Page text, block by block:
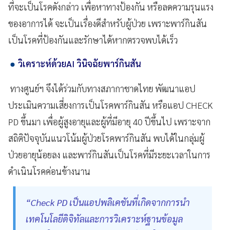
ที่จะเป็นโรคดังกล่าว เพื่อหาทางป้องกัน หรือลดความรุนแรง
ของอาการได้ จะเป็นเรื่องดีสำหรับผู้ป่วย เพราะพาร์กินสัน
เป็นโรคที่ป้องกันและรักษาได้หากตรวจพบได้เร็ว
วิเคราะห์ด้วยAI วินิจฉัยพาร์กินสัน
ทางศูนย์ฯ จึงได้ร่วมกับทางสภากาชาดไทย พัฒนาแอป
ประเมินความเสี่ยงการเป็นโรคพาร์กินสัน หรือแอป CHECK
PD ขึ้นมา เพื่อผู้สูงอายุและผู้ที่มีอายุ 40 ปีขึ้นไป เพราะจาก
สถิติปัจจุบันแนวโน้มผู้ป่วยโรคพาร์กินสัน พบได้ในกลุ่มผู้
ป่วยอายุน้อยลง และพาร์กินสันเป็นโรคที่มีระยะเวลาในการ
ดำเนินโรคค่อนข้างนาน
“Check PD เป็นแอปพลิเคชันที่เกิดจากการนำ
เทคโนโลยีดิจิทัลและการวิเคราะห์ฐานข้อมูล